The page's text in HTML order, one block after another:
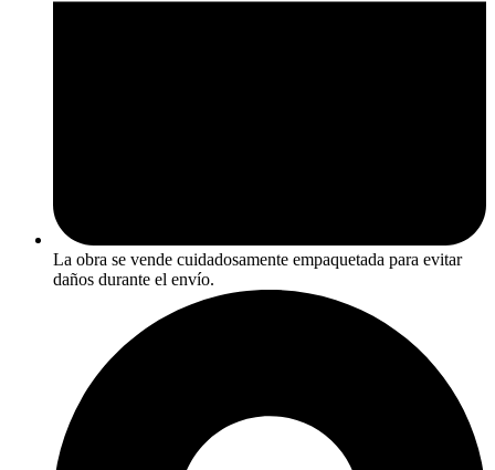
La obra se vende cuidadosamente empaquetada para evitar
daños durante el envío.